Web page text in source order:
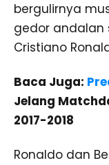
bergulirnya
gedor andalan
Cristiano
Baca Juga:
Jelang
2017-2018
Ronaldo dan